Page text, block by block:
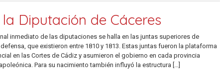
Diputación de Cáceres
inmediato de las diputaciones se halla en las juntas superiores de
que existieron entre 1810 y 1813. Estas juntas fueron la plataforma
en las Cortes de Cádiz y asumieron el gobierno en cada provincia
Para su nacimiento también influyó la estructura […]